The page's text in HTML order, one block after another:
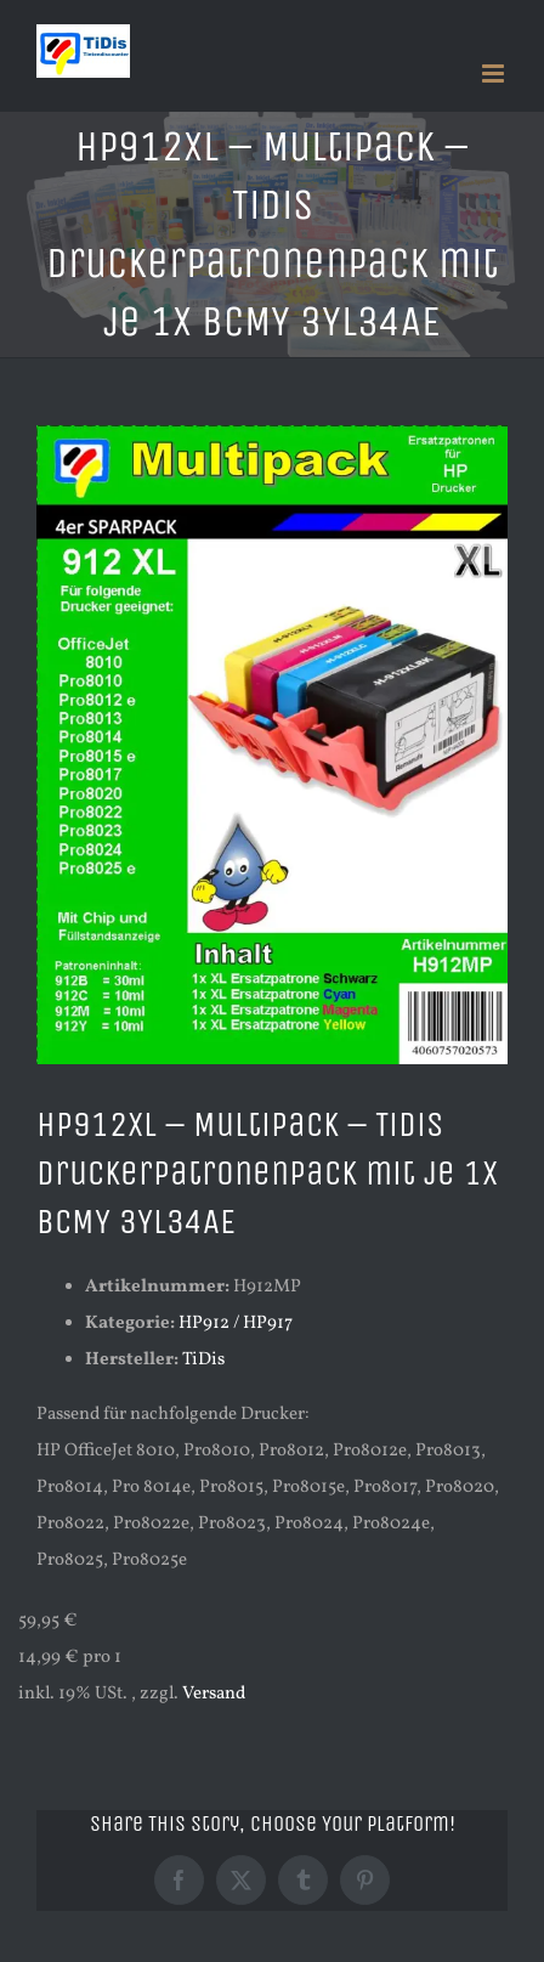
Inhalt
HP912XL – Multipack –
TiDis
Druckerpatronenpack mit
je 1x BCMY 3YL34AE
Zeige
grösseres
Bild
HP912XL – Multipack – TiDis
Druckerpatronenpack mit je 1x
BCMY 3YL34AE
Artikelnummer:H912MP
Kategorie:HP912 / HP917
Hersteller:TiDis
Passend für nachfolgende Drucker:
HP OfficeJet 8010, Pro8010, Pro8012, Pro8012e, Pro8013,
Pro8014, Pro 8014e, Pro8015, Pro8015e, Pro8017, Pro8020,
Pro8022, Pro8022e, Pro8023, Pro8024, Pro8024e,
Pro8025, Pro8025e
59,95 €
14,99 € pro 1
inkl. 19% USt. , zzgl.Versand
Share This Story, Choose Your Platform!
Facebook
X TumblrPinterest